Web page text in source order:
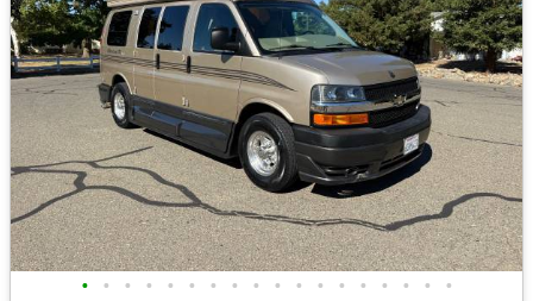
• • • • • • • • • • • • • • • • • •